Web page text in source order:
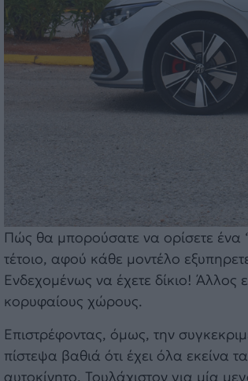
Πώς θα μπορούσατε να ορίσετε ένα
τέτοιο, αφού κάθε μοντέλο
Ενδεχομένως να έχετε δίκιο! Άλλος
κορυφαίους χώρους.
Επιστρέφοντας, όμως, την
πίστεψα βαθιά ότι έχει όλα
αυτοκίνητο. Τουλάχιστον για μία